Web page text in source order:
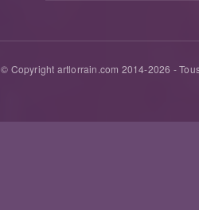
© Copyright artlorrain.com 2014-2026 -